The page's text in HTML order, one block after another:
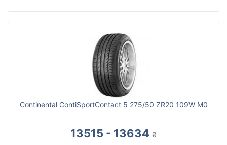
Continental ContiSportContact 5 275/50 ZR20 109W M0
13515 - 13634 ₴